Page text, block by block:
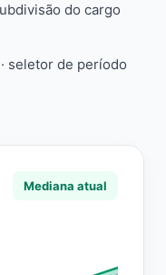
do cargo
seletor de período
Mediana atual